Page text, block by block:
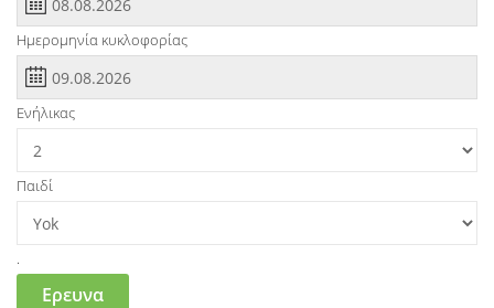
Ημερομηνία κυκλοφορίας
Ενήλικας
Παιδί
.
Ερευνα